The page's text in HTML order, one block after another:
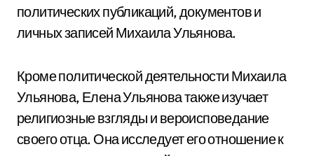
политических публикаций, документов и
личных записей Михаила Ульянова.
Кроме политической деятельности Михаила
Ульянова, Елена Ульянова также изучает
религиозные взгляды и вероисповедание
своего отца. Она исследует его отношение к